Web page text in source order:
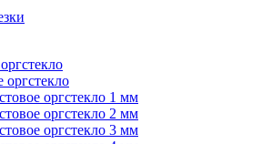
оргстекло
оргстекло 1 мм
оргстекло 2 мм
оргстекло 3 мм